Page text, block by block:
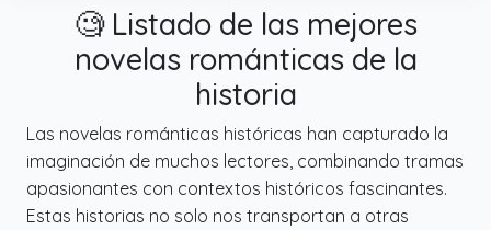
🧐 Listado de las mejores
novelas románticas de la
historia
Las novelas románticas históricas han capturado la
imaginación de muchos lectores, combinando tramas
apasionantes con contextos históricos fascinantes.
Estas historias no solo nos transportan a otras